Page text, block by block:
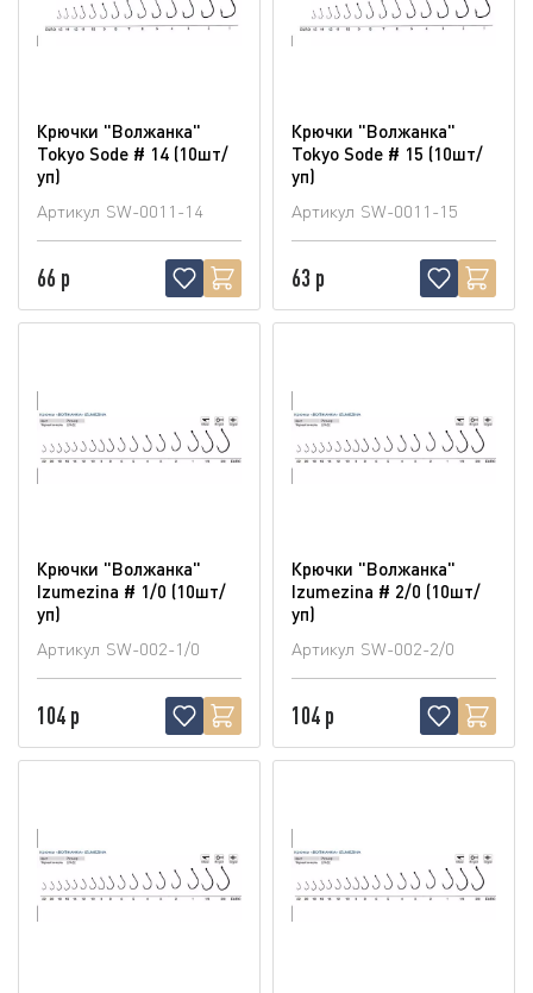
Крючки "Волжанка"
Tokyo Sode # 14 (10шт/
уп)
Артикул SW-0011-14
66 р
Крючки "Волжанка"
Tokyo Sode # 15 (10шт/
уп)
Артикул SW-0011-15
63 р
Крючки "Волжанка"
Izumezina # 1/0 (10шт/
уп)
Артикул SW-002-1/0
104 р
Крючки "Волжанка"
Izumezina # 2/0 (10шт/
уп)
Артикул SW-002-2/0
104 р